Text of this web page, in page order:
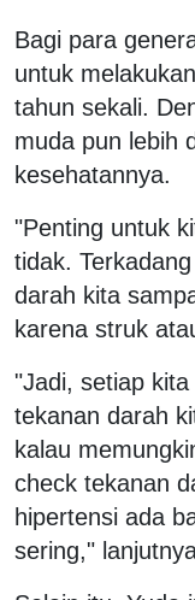
Bagi para
untuk
tahun sekali.
muda pun lebih
kesehatannya.
"Penting untuk
tidak.
darah kita
karena struk
"Jadi, setiap
tekanan darah
kalau
check tekanan
hipertensi ada
sering,"